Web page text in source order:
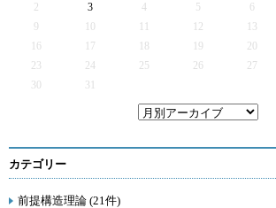
2
3 4 5 6
9
12 13
16
17 19 20
23
24 25 26 27
30
31
カテゴリー
前提構造理論 (21件)